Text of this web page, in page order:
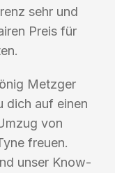
sehr und
Preis für
Metzger
dich auf einen
von
freuen.
unser Know-